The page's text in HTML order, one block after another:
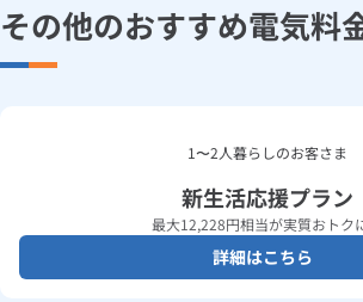
その他のおすすめ電気料
1〜2人暮らしのお客さま
新生活応援プラン
最大12,228円相当が実質おトク
詳細はこちら